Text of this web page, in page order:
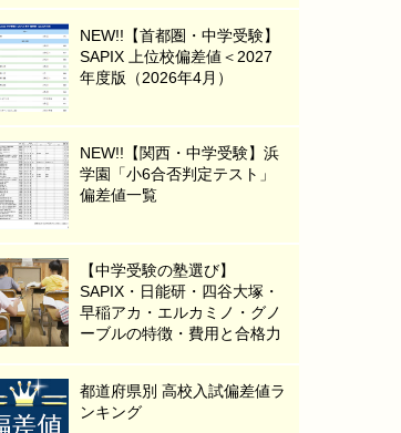
NEW!!【首都圏・中学受験】
SAPIX 上位校偏差値＜2027
年度版（2026年4月）
NEW!!【関西・中学受験】浜
学園「小6合否判定テスト」
偏差値一覧
【中学受験の塾選び】
SAPIX・日能研・四谷大塚・
早稲アカ・エルカミノ・グノ
ーブルの特徴・費用と合格力
都道府県別 高校入試偏差値ラ
ンキング